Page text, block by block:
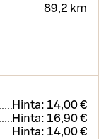
89,2 km
Hinta: 14,00 €
Hinta: 16,90 €
Hinta: 14,00 €